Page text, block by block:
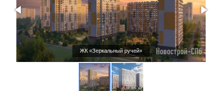
Военная
ипотека
Покупателю
Новостройки
Санкт-
Петербурга
ЖК «Зеркальный ручей»